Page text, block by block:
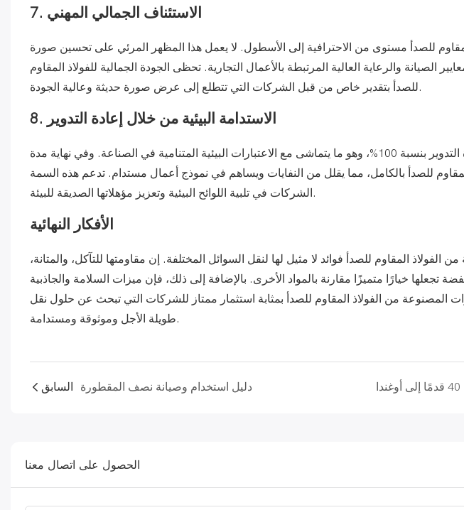
7. الاستئناف الجمالي المهني
للصدأ مستوى من الاحترافية إلى الأسطول. لا يعمل هذا المظهر المرئي على تحسين صورة
والرعاية العالية المرتبطة بالأعمال التجارية. تحظى الجودة الجمالية للفولاذ المقاوم
للصدأ بتقدير خاص من قبل الشركات التي تتطلع إلى عرض صورة حديثة وعالية الجودة.
8. الاستدامة البيئية من خلال إعادة التدوير
يعتبر الفولاذ المقاوم للصدأ مادة قابلة لإعادة التدوير بنسبة 100%، وهو ما يتماشى مع الاعتبارات البيئية المتنامية في الصناعة. وفي نهاية مدة
المقاوم للصدأ بالكامل، مما يقلل من النفايات ويساهم في نموذج أعمال مستدام. تدعم هذه السمة
الشركات في تلبية اللوائح البيئية وتعزيز مؤهلاتها الصديقة للبيئة.
الأفكار النهائية
المقاوم للصدأ فوائد لا مثيل لها لنقل السوائل المختلفة. إن مقاومتها للتآكل، والمتانة،
تجعلها خيارًا متميزًا مقارنة بالمواد الأخرى. بالإضافة إلى ذلك، فإن ميزات السلامة والجاذبية
المصنوعة من الفولاذ المقاوم للصدأ بمثابة استثمار ممتاز للشركات التي تبحث عن حلول نقل
طويلة الأجل وموثوقة ومستدامة.
السابق دليل استخدام وصيانة نصف المقطورة
الحصول على اتصال معنا